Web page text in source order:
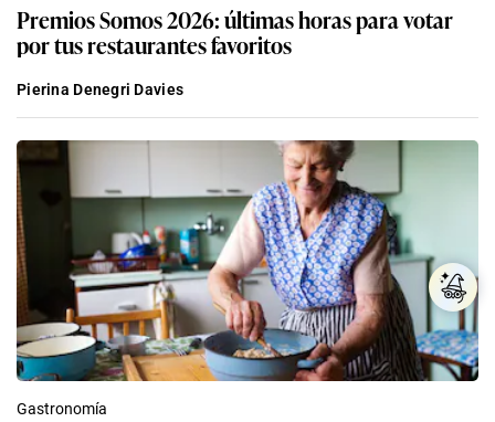
Premios Somos 2026: últimas horas para votar
por tus restaurantes favoritos
Pierina Denegri Davies
Gastronomía